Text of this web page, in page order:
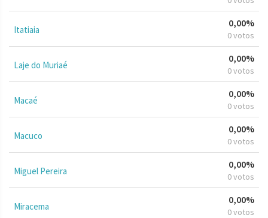
Itatiaia
0,00%
0 votos
Laje do Muriaé
0,00%
0 votos
Macaé
0,00%
0 votos
Macuco
0,00%
0 votos
Miguel Pereira
0,00%
0 votos
Miracema
0,00%
0 votos